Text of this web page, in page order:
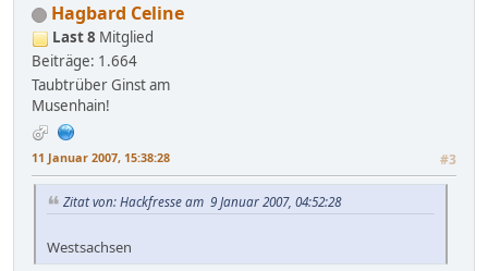
Hagbard Celine
Last 8 Mitglied
Beiträge: 1.664
Taubtrüber Ginst am
Musenhain!
11 Januar 2007, 15:38:28 #3
Zitat von: Hackfresse am 9 Januar 2007, 04:52:28
Westsachsen